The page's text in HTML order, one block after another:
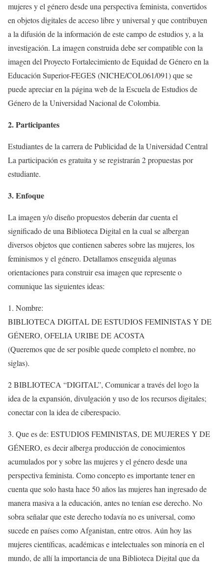
mujeres y el género desde una perspectiva feminista, convertidos
en objetos digitales de acceso libre y universal y que contribuyen
a la difusión de la información de este campo de estudios y, a la
investigación. La imagen construida debe ser compatible con la
imagen del Proyecto Fortalecimiento de Equidad de Género en la
Educación Superior-FEGES (NICHE/COL061/091) que se
puede apreciar en la página web de la Escuela de Estudios de
Género de la Universidad Nacional de Colombia.
2. Participantes
Estudiantes de la carrera de Publicidad de la Universidad Central
La participación es gratuita y se registrarán 2 propuestas por
estudiante.
3. Enfoque
La imagen y/o diseño propuestos deberán dar cuenta el
significado de una Biblioteca Digital en la cual se albergan
diversos objetos que contienen saberes sobre las mujeres, los
feminismos y el género. Detallamos enseguida algunas
orientaciones para construir esa imagen que represente o
comunique las siguientes ideas:
1. Nombre:
BIBLIOTECA DIGITAL DE ESTUDIOS FEMINISTAS Y DE
GÉNERO, OFELIA URIBE DE ACOSTA
(Queremos que de ser posible quede completo el nombre, no
siglas).
2 BIBLIOTECA “DIGITAL”, Comunicar a través del logo la
idea de la expansión, divulgación y uso de los recursos digitales;
conectar con la idea de ciberespacio.
3. Que es de: ESTUDIOS FEMINISTAS, DE MUJERES Y DE
GÉNERO, es decir alberga producción de conocimientos
acumulados por y sobre las mujeres y el género desde una
perspectiva feminista. Como concepto es importante tener en
cuenta que solo hasta hace 50 años las mujeres han ingresado de
manera masiva a la educación, antes no tenían ese derecho. No
sobra señalar que este derecho todavía no es universal, como
sucede en países como Afganistan, entre otros. Aún hoy las
mujeres científicas, académicas e intelectuales son minoría en el
mundo, de allí la importancia de una Biblioteca Digital que da